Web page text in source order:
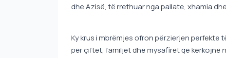
dhe Azisë, të rrethuar nga pallate, xhamia
Ky krus i mbrëmjes ofron përzierjen
për çiftet, familjet dhe mysafirët që kërkojnë